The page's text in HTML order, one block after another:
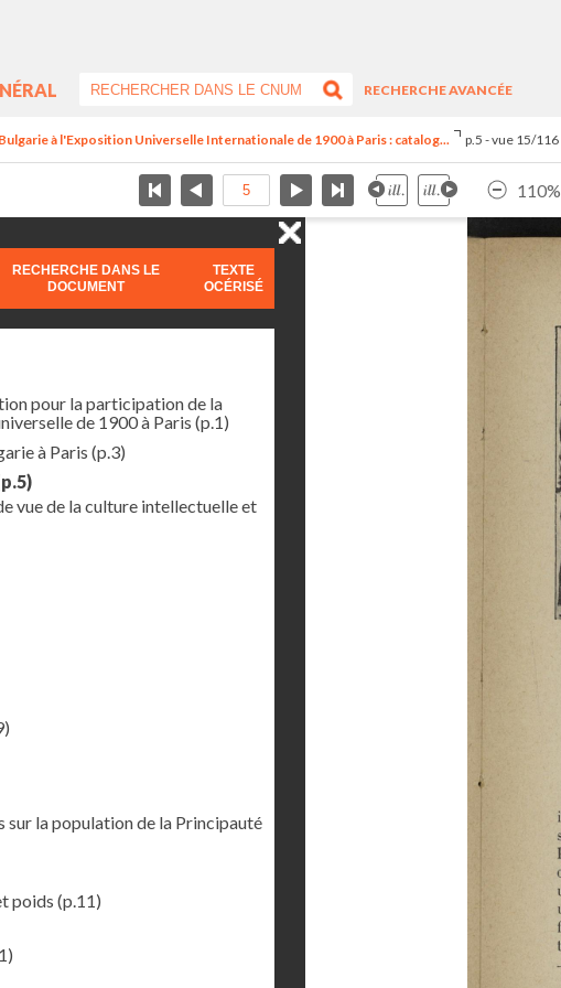
RECHERCHE AVANCÉE
à l'Exposition Universelle Internationale de 1900 à Paris : catalog... p.5 - vue 15/116
110%
RECHERCHE DANS LE
DOCUMENT
TEXTE
OCÉRISÉ
pour la participation de la
de 1900 à Paris (p.1)
à Paris (p.3)
vue de la culture intellectuelle et
sur la population de la Principauté
poids (p.11)